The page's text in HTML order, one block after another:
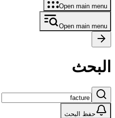
Open main menu
Open main menu
البحث
حفظ البحث